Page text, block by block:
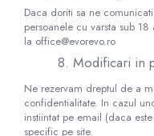
Daca doriti sa ne
persoanele cu varsta sub
la office@evorevo.ro
8. Modificari in
Ne rezervam dreptul de a
confidentialitate. In cazul
instiintat pe email (daca
specific pe site.